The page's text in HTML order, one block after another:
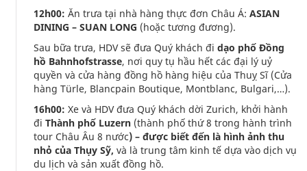
12h00: Ăn trưa tại nhà hàng thực đơn Châu Á: ASIAN
DINING – SUAN LONG (hoặc tương đương).
Sau bữa trưa, HDV sẽ đưa Quý khách đi dạo phố Đồng
hồ Bahnhofstrasse, nơi quy tụ hầu hết các đại lý uỷ
quyền và cửa hàng đồng hồ hàng hiệu của Thuỵ Sĩ (Cửa
hàng Türle, Blancpain Boutique, Montblanc, Bulgari,…).
16h00: Xe và HDV đưa Quý khách dời Zurich, khởi hành
đi Thành phố Luzern (thành phố thứ 8 trong hành trình
tour Châu Âu 8 nước) – được biết đến là hình ảnh thu
nhỏ của Thụy Sỹ, và là trung tâm kinh tế dựa vào dịch vụ
du lịch và sản xuất đồng hồ.